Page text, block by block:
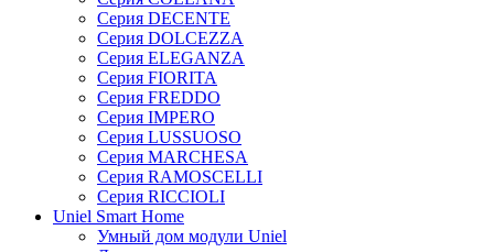
Серия DECENTE
Серия DOLCEZZA
Серия ELEGANZA
Серия FIORITA
Серия FREDDO
Серия IMPERO
Серия LUSSUOSO
Серия MARCHESA
Серия RAMOSCELLI
Серия RICCIOLI
Uniel Smart Home
Умный дом модули Uniel